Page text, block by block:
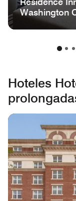
Washington
Yard
Hoteles
D.C.